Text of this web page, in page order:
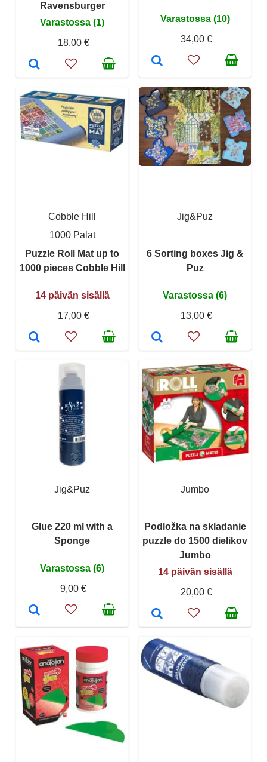
Ravensburger
Varastossa (1)
18,00 €
Varastossa (10)
34,00 €
Cobble Hill
1000 Palat
Puzzle Roll Mat up to
1000 pieces Cobble Hill
14 päivän sisällä
17,00 €
Jig&Puz
6 Sorting boxes Jig &
Puz
Varastossa (6)
13,00 €
Jig&Puz
Glue 220 ml with a
Sponge
Varastossa (6)
9,00 €
Jumbo
Podložka na skladanie
puzzle do 1500 dielikov
Jumbo
14 päivän sisällä
20,00 €